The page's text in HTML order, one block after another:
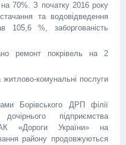
70%. З початку 2016 року
та водовідведення
105,6 %, заборгованість
ремонт покрівель на 2
житлово-комунальні послуги
Борівського ДРП філії
підприємства
«Дороги України» на
району продовжуються